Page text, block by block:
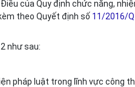
của Quy định chức năng,
theo Quyết định số 11/2016/
như sau:
pháp luật trong lĩnh vực công